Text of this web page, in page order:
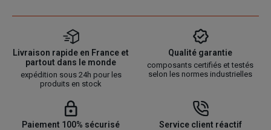
Livraison rapide en France et
partout dans le monde
expédition sous 24h pour les
produits en stock
Qualité garantie
composants certifiés et testés
selon les normes industrielles
Paiement 100% sécurisé Service client réactif